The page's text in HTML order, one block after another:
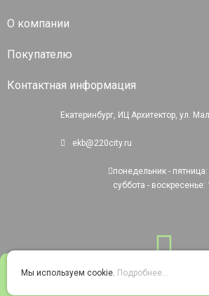
Войти
О компании
Покупателю
Контактная информация
Екатеринбург, ИЦ Архитектор, ул.
ekb@220city.ru
понедельник -
суббота - воскресенье:
Мы используем cookie. Подробнее...